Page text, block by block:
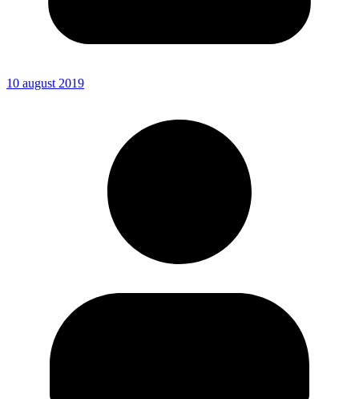
10 august 2019